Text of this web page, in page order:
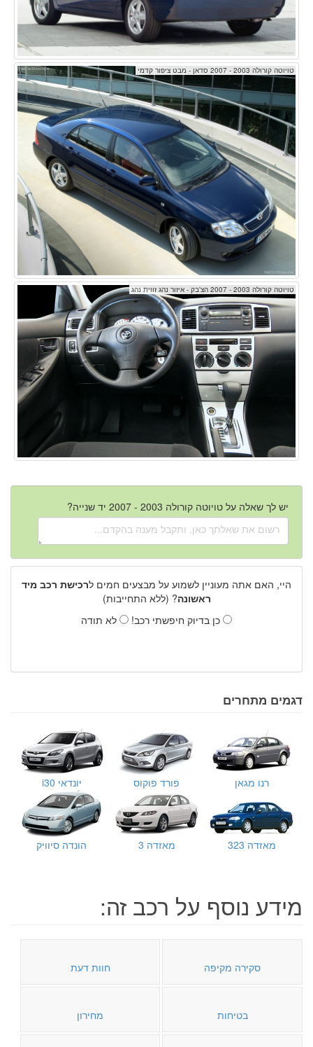
טויוטה קורולה 2003 - 2007 סדאן - מבט ציפור קדמי
טויוטה קורולה 2003 - 2007 הצ'בק - איזור נהג זווית נהג
יש לך שאלה על טויוטה קורולה 2003 - 2007 יד שנייה?
היי, האם אתה מעוניין לשמוע על מבצעים חמים לרכישת רכב מיד
ראשונה? (ללא התחייבות)
כן בדיוק חיפשתי רכב!
לא תודה
דגמים מתחרים
רנו מגאן פורד פוקוס יונדאי i30
מאזדה 323 מאזדה 3 הונדה סיוויק
מידע נוסף על רכב זה:
סקירה מקיפה חוות דעת
בטיחות מחירון